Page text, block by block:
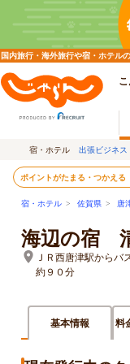
国内旅行・海外旅行や宿・ホテル
宿・ホテル 出張ビジネス
ポイントがたまる・つかえる
宿・ホテル > 佐賀県 > 唐
海辺の宿
ＪＲ西唐津駅から
約９０分
基本情報 料